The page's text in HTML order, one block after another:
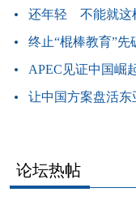
还年轻 不能就这
终止“棍棒教育”先
APEC见证中国崛
让中国方案盘活东
论坛热帖